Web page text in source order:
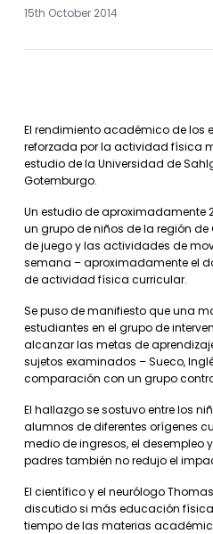
15th October 2014
El rendimiento académico de los
reforzada por la actividad física
estudio de la Universidad de
Gotemburgo.
Un estudio de aproximadamente
un grupo de niños de la región
de juego y las actividades de
semana – aproximadamente el
de actividad física curricular.
Se puso de manifiesto que una
estudiantes en el grupo de
alcanzar las metas de
sujetos examinados – Sueco,
comparación con un grupo
El hallazgo se sostuvo entre los
alumnos de diferentes orígenes
medio de ingresos, el desempleo
padres también no redujo el
El científico y el neurólogo
discutido si más educación
tiempo de las materias